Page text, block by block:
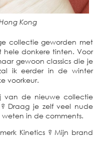
Kong
collectie geworden met
donkere tinten. Voor
gewoon classics die je
ik eerder in de winter
voorkeur.
van de nieuwe collectie
Draag je zelf veel nude
in de comments.
Kinetics ? Mijn brand